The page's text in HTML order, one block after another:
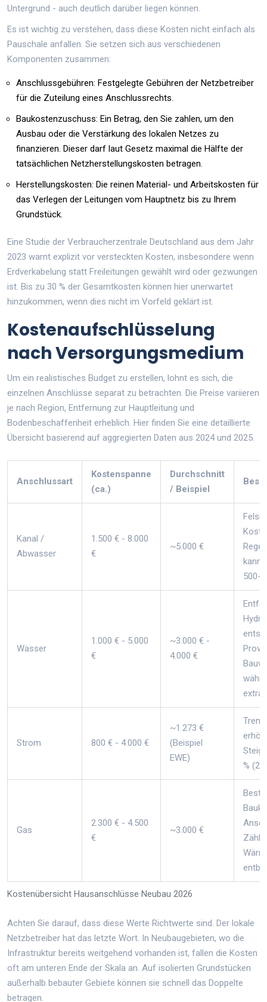
Untergrund - auch deutlich darüber liegen können.
Es ist wichtig zu verstehen, dass diese Kosten nicht einfach als
Pauschale anfallen. Sie setzen sich aus verschiedenen
Komponenten zusammen:
Anschlussgebühren: Festgelegte Gebühren der Netzbetreiber
für die Zuteilung eines Anschlussrechts.
Baukostenzuschuss: Ein Betrag, den Sie zahlen, um den
Ausbau oder die Verstärkung des lokalen Netzes zu
finanzieren. Dieser darf laut Gesetz maximal die Hälfte der
tatsächlichen Netzherstellungskosten betragen.
Herstellungskosten: Die reinen Material- und Arbeitskosten für
das Verlegen der Leitungen vom Hauptnetz bis zu Ihrem
Grundstück.
Eine Studie der Verbraucherzentrale Deutschland aus dem Jahr
2023 warnt explizit vor versteckten Kosten, insbesondere wenn
Erdverkabelung statt Freileitungen gewählt wird oder gezwungen
ist. Bis zu 30 % der Gesamtkosten können hier unerwartet
hinzukommen, wenn dies nicht im Vorfeld geklärt ist.
Kostenaufschlüsselung
nach Versorgungsmedium
Um ein realistisches Budget zu erstellen, lohnt es sich, die
einzelnen Anschlüsse separat zu betrachten. Die Preise variieren
je nach Region, Entfernung zur Hauptleitung und
Bodenbeschaffenheit erheblich. Hier finden Sie eine detaillierte
Übersicht basierend auf aggregierten Daten aus 2024 und 2025.
Kostenübersicht Hausanschlüsse Neubau 2026
Anschlussart
Kostenspanne
(ca.)
Durchschnitt
/ Beispiel
Kanal /
Abwasser
1.500 € - 8.000
€
~5.000 €
kann
500-
Wasser
1.000 € - 5.000
€
~3.000 € -
4.000 €
extra
Strom 800 € - 4.000 €
~1.273 €
(Beispiel
EWE)
%
Gas
2.300 € - 4.500
€
~3.000 €
Achten Sie darauf, dass diese Werte Richtwerte sind. Der lokale
Netzbetreiber hat das letzte Wort. In Neubaugebieten, wo die
Infrastruktur bereits weitgehend vorhanden ist, fallen die Kosten
oft am unteren Ende der Skala an. Auf isolierten Grundstücken
außerhalb bebauter Gebiete können sie schnell das Doppelte
betragen.